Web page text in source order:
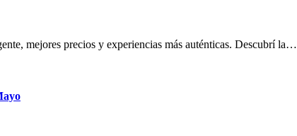
mejores precios y experiencias más auténticas. Descubrí la…